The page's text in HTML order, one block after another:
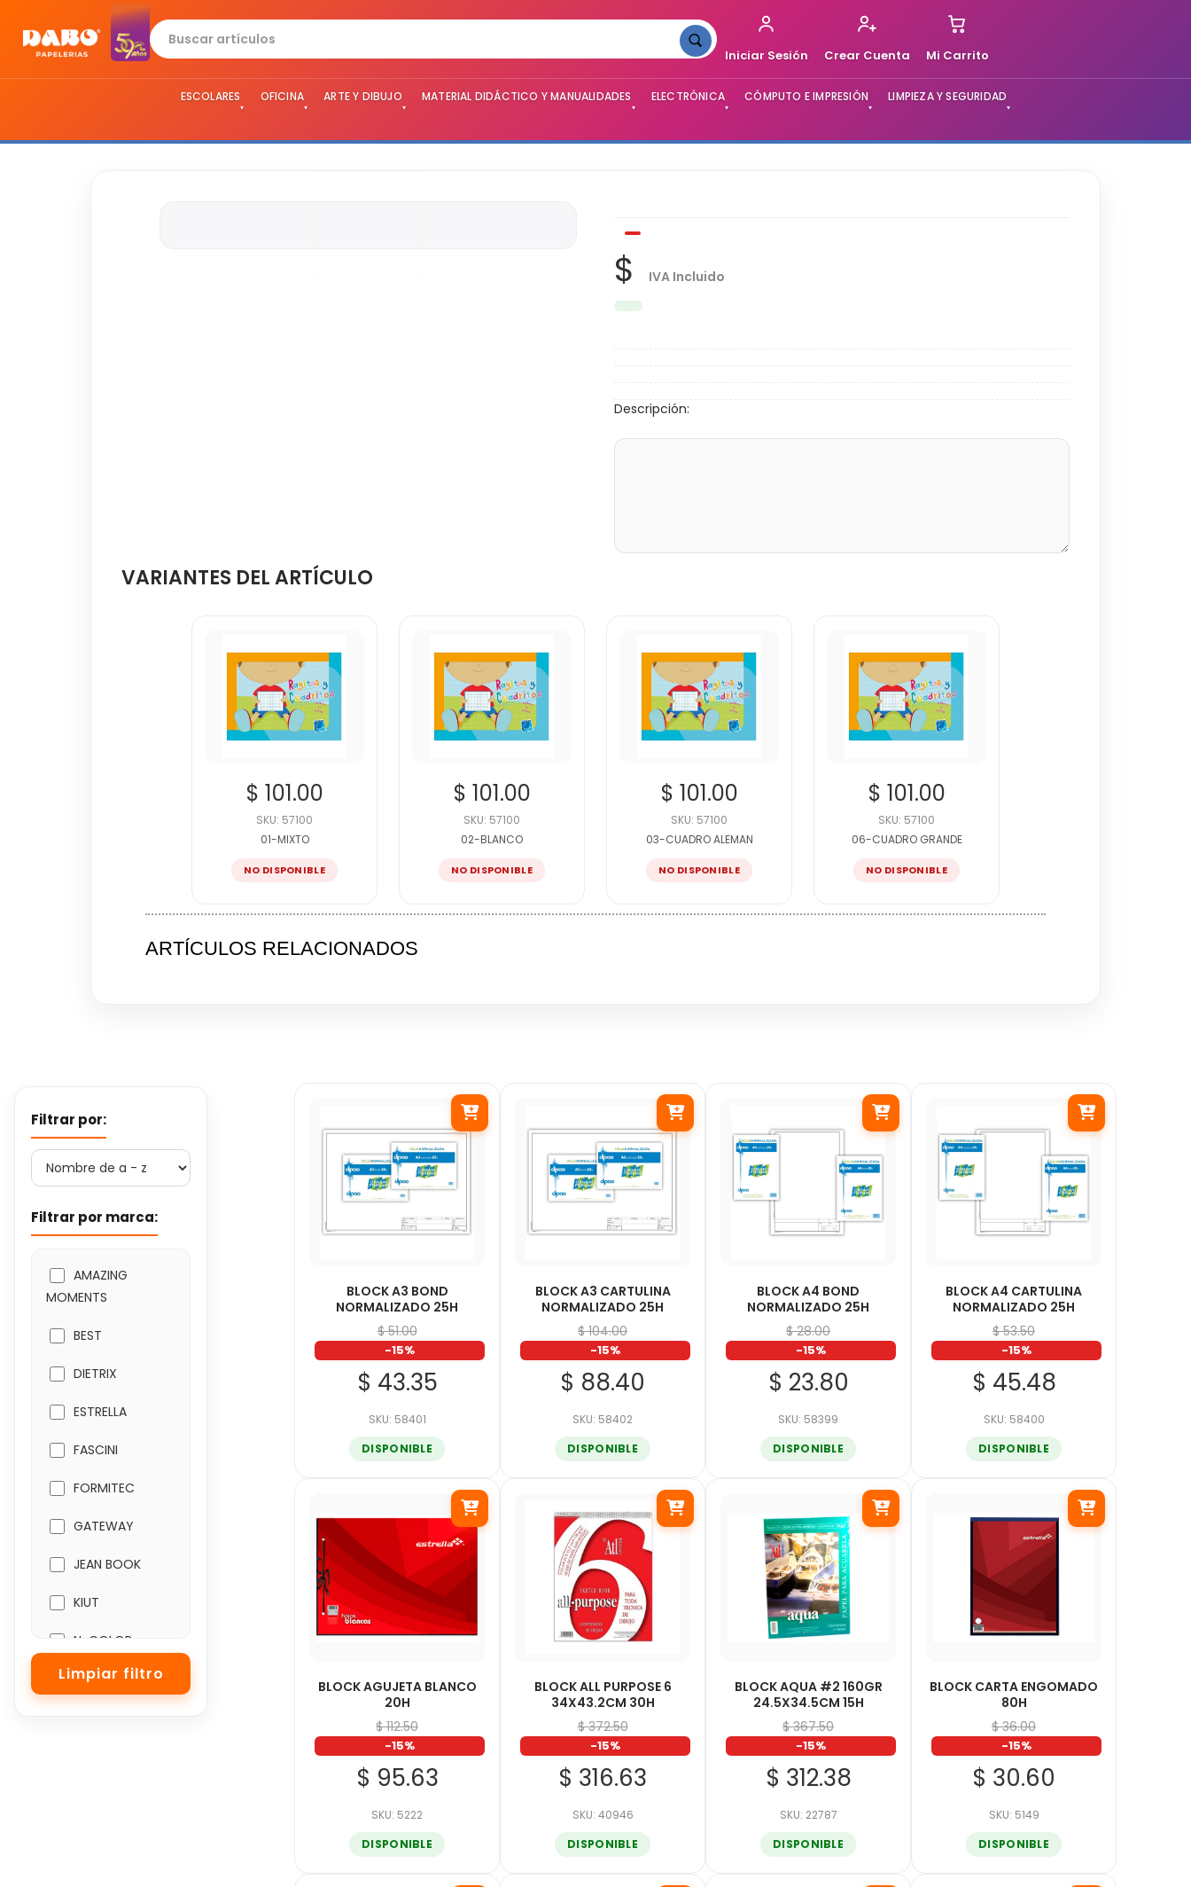
Iniciar Sesión Crear Cuenta Mi Carrito
ESCOLARES
▾
OFICINA
▾
ARTE Y DIBUJO
▾
MATERIAL DIDÁCTICO Y MANUALIDADES
▾
ELECTRÓNICA
▾
CÓMPUTO E IMPRESIÓN
▾
LIMPIEZA Y SEGURIDAD
▾
$ IVA Incluido
Descripción:
VARIANTES DEL ARTÍCULO
$ 101.00
SKU: 57100
01-MIXTO
NO DISPONIBLE
$ 101.00
SKU: 57100
02-BLANCO
NO DISPONIBLE
$ 101.00
SKU: 57100
03-CUADRO ALEMAN
NO DISPONIBLE
$ 101.00
SKU: 57100
06-CUADRO GRANDE
NO DISPONIBLE
ARTÍCULOS RELACIONADOS
Filtrar por:
Filtrar por marca:
AMAZING
MOMENTS
BEST
DIETRIX
ESTRELLA
FASCINI
FORMITEC
GATEWAY
JEAN BOOK
KIUT
N-COLOR
NORMA
BLOCK A3 BOND
NORMALIZADO 25H
$ 51.00
-15%
$ 43.35
SKU: 58401
DISPONIBLE
BLOCK A3 CARTULINA
NORMALIZADO 25H
$ 104.00
-15%
$ 88.40
SKU: 58402
DISPONIBLE
BLOCK A4 BOND
NORMALIZADO 25H
$ 28.00
-15%
$ 23.80
SKU: 58399
DISPONIBLE
BLOCK A4 CARTULINA
NORMALIZADO 25H
$ 53.50
-15%
$ 45.48
SKU: 58400
DISPONIBLE
BLOCK AGUJETA BLANCO
20H
$ 112.50
-15%
$ 95.63
SKU: 5222
DISPONIBLE
BLOCK ALL PURPOSE 6
34X43.2CM 30H
$ 372.50
-15%
$ 316.63
SKU: 40946
DISPONIBLE
BLOCK AQUA #2 160GR
24.5X34.5CM 15H
$ 367.50
-15%
$ 312.38
SKU: 22787
DISPONIBLE
BLOCK CARTA ENGOMADO
80H
$ 36.00
-15%
$ 30.60
SKU: 5149
DISPONIBLE